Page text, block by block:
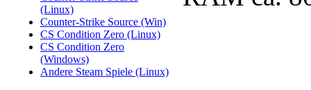
(Linux)
Counter-Strike Source (Win)
CS Condition Zero (Linux)
CS Condition Zero
(Windows)
Andere Steam Spiele (Linux)